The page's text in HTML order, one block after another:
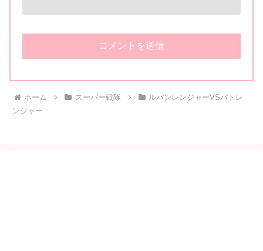
ホーム スーパー戦隊
ルパンレンジャーVSパトレ
ンジャー